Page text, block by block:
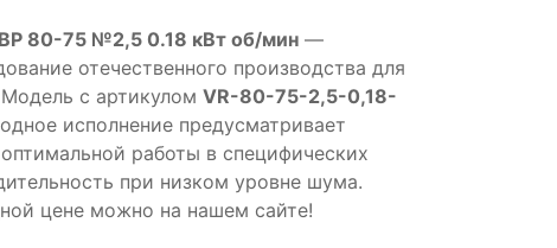
ВР 80-75 №2,5 0.18 кВт об/мин —
отечественного производства для
с артикулом VR-80-75-2,5-0,18-
исполнение предусматривает
работы в специфических
при низком уровне шума.
цене можно на нашем сайте!